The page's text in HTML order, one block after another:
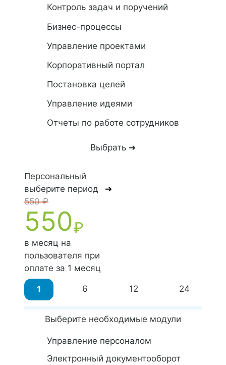
Контроль задач и поручений
Бизнес-процессы
Управление проектами
Корпоративный портал
Постановка целей
Управление идеями
Отчеты по работе сотрудников
Выбрать ➜
Персональный
выберите период
➔
550 ₽
550₽
в месяц на
пользователя при
оплате за 1 месяц
1 6 12 24
Выберите необходимые модули
Управление персоналом
Электронный документооборот